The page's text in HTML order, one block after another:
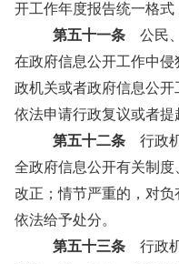
开工作年度报告统一格式
第五十一条 公民
在政府信息公开工作中
政机关或者政府信息公
依法申请行政复议或者提
第五十二条 行政
全政府信息公开有关制
改正；情节严重的，对
依法给予处分。
第五十三条 行政